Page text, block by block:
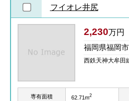
フイオレ井尻
2,230万円
福岡県福岡
西鉄天神大牟
専有面積 62.71m2